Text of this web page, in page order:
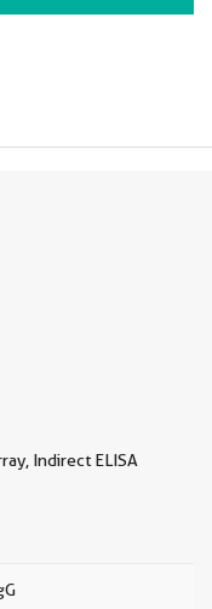
Indirect ELISA